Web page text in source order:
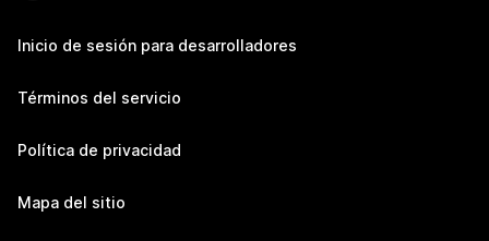
Inicio de sesión para desarrolladores
Términos del servicio
Política de privacidad
Mapa del sitio